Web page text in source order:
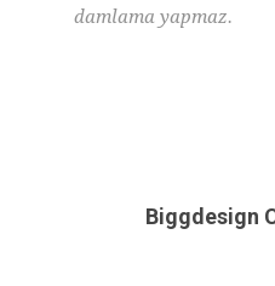
damlama yapmaz.
Biggdesign